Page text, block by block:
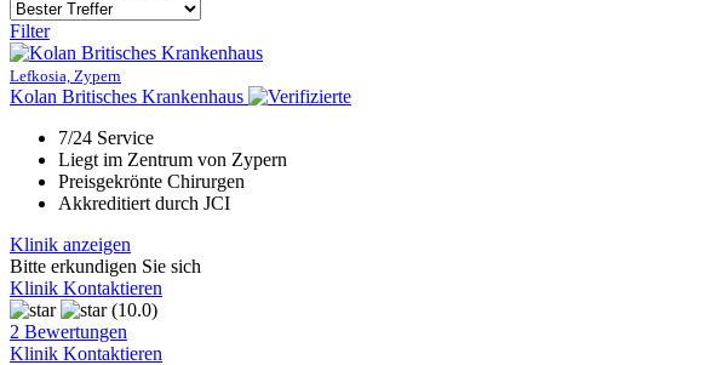
Filter
Lefkosia, Zypern
Kolan Britisches Krankenhaus
7/24 Service
Liegt im Zentrum von Zypern
Preisgekrönte Chirurgen
Akkreditiert durch JCI
Klinik anzeigen
Bitte erkundigen Sie sich
Klinik Kontaktieren
(10.0)
2 Bewertungen
Klinik Kontaktieren